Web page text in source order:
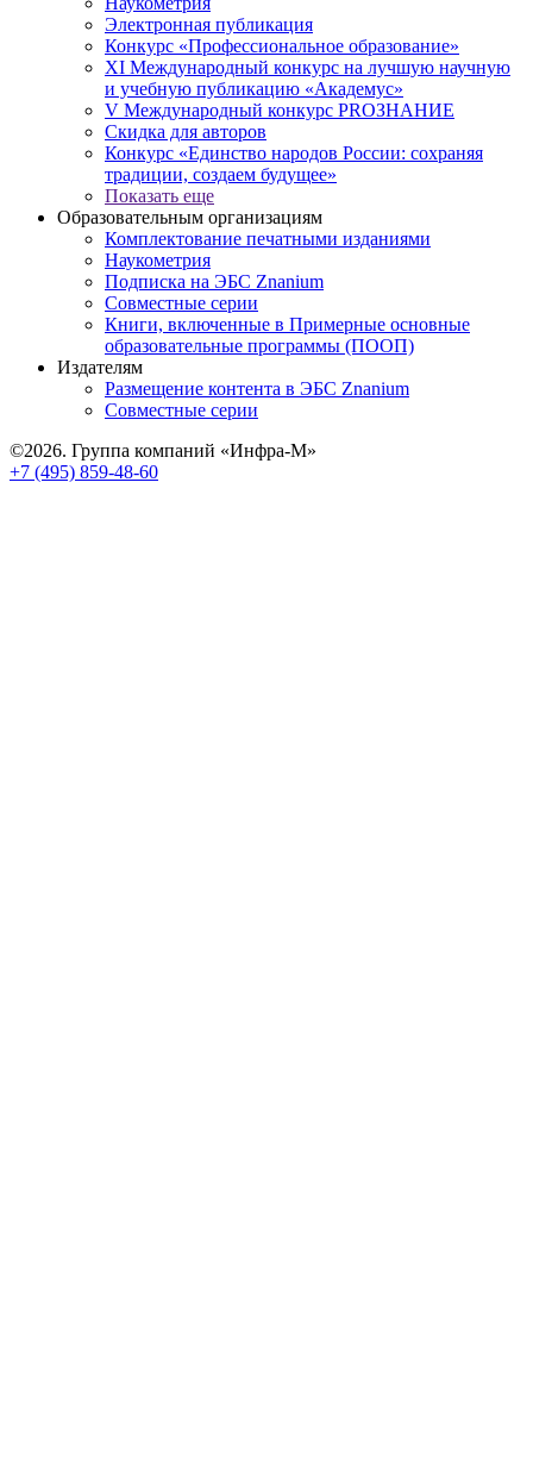
Электронная публикация
Конкурс «Профессиональное образование»
XI Международный конкурс на лучшую научную
и учебную публикацию «Академус»
V Международный конкурс PROЗНАНИЕ
Скидка для авторов
Конкурс «Единство народов России: сохраняя
традиции, создаем будущее»
Показать еще
Образовательным организациям
Комплектование печатными изданиями
Наукометрия
Подписка на ЭБС Znanium
Совместные серии
Книги, включенные в Примерные основные
образовательные программы (ПООП)
Издателям
Размещение контента в ЭБС Znanium
Совместные серии
©2026. Группа компаний «Инфра-М»
+7 (495) 859-48-60